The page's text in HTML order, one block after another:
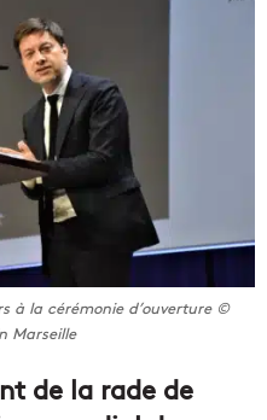
à la cérémonie d’ouverture ©
Marseille
de la rade de